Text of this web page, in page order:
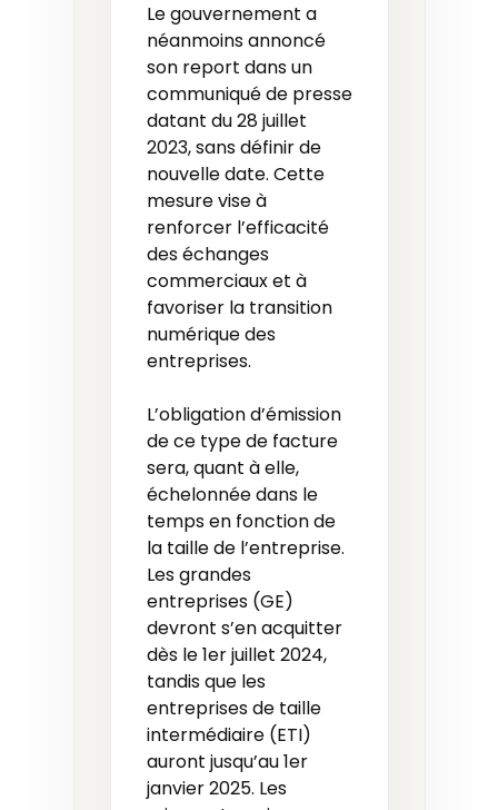
Le gouvernement a
néanmoins annoncé
son report dans un
communiqué de presse
datant du 28 juillet
2023, sans définir de
nouvelle date. Cette
mesure vise à
renforcer l’efficacité
des échanges
commerciaux et à
favoriser la transition
numérique des
entreprises.
L’obligation d’émission
de ce type de facture
sera, quant à elle,
échelonnée dans le
temps en fonction de
la taille de l’entreprise.
Les grandes
entreprises (GE)
devront s’en acquitter
dès le 1er juillet 2024,
tandis que les
entreprises de taille
intermédiaire (ETI)
auront jusqu’au 1er
janvier 2025. Les